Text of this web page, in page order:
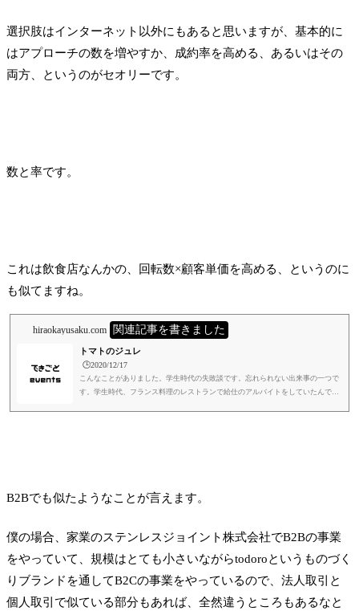
選択肢はインターネット以外にもあると思いますが、基本的に
はアプローチの数を増やすか、成約率を高める、あるいはその
両方、というのがセオリーです。
数と率です。
これは飲食店なんかの、回転数×顧客単価を高める、というのに
も似てますね。
hiraokayusaku.com 関連記事を書きました
トマトのジュレ
🕒️2020/12/17
こんなことがありました。学生時代の失敗談です。忘れられない出来事の一つで
す。学生時代、フランス料理のレストランで給仕のアルバイトをしていたんで
B2Bでも似たようなことが言えます。
僕の場合、家業のステンレスジョイント株式会社でB2Bの事業
をやっていて、規模はとても小さいながらtodoroというものづく
りブランドを通してB2Cの事業をやっているので、法人取引と
個人取引で似ている部分もあれば、全然違うところもあるなと